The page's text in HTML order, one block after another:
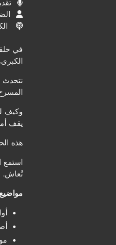
في
نتحدث
وكيف
يقف
هذه
استمع
تُعاش.